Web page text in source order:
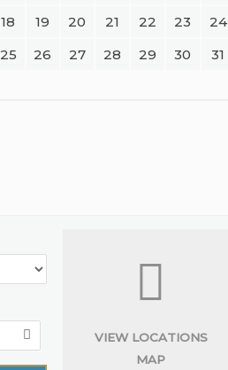
18
19 20 21 22 23
24
25
26 27 28 29 30 31
VIEW LOCATIONS
MAP